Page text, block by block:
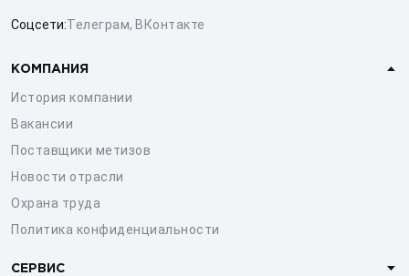
Соцсети:Телеграм, ВКонтакте
КОМПАНИЯ
История компании
Вакансии
Поставщики метизов
Новости отрасли
Охрана труда
Политика конфиденциальности
СЕРВИС